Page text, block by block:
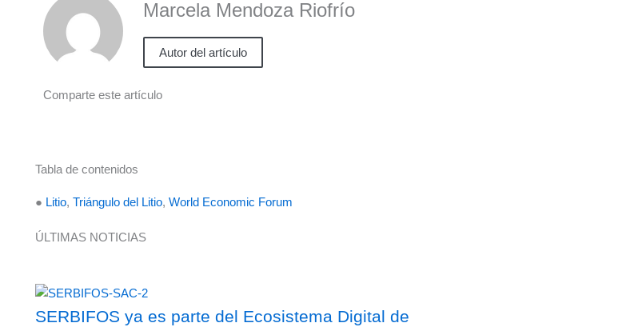
Marcela Mendoza Riofrío
Autor del artículo
Comparte este artículo
Tabla de contenidos
● Litio, Triángulo del Litio, World Economic Forum
ÚLTIMAS NOTICIAS
SERBIFOS ya es parte del Ecosistema Digital de